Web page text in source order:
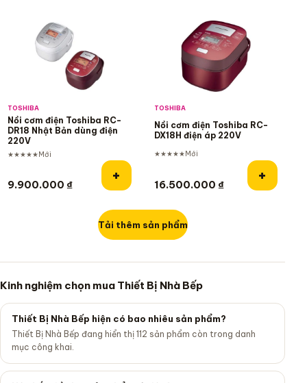
TOSHIBA
Nồi cơm điện Toshiba RC-
DR18 Nhật Bản dùng điện
220V
★★★★★Mới
9.900.000 ₫ +
Thêm vào giỏ hàng
TOSHIBA
Nồi cơm điện Toshiba RC-
DX18H điện áp 220V
★★★★★Mới
16.500.000 ₫ +
Thêm
Tải thêm sản phẩm
Kinh nghiệm chọn mua Thiết Bị Nhà Bếp
Thiết Bị Nhà Bếp hiện có bao nhiêu sản phẩm?
Thiết Bị Nhà Bếp đang hiển thị 112 sản phẩm còn trong danh
mục công khai.